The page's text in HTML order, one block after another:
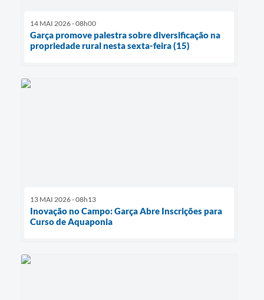
14 MAI 2026 - 08h00
Garça promove palestra sobre diversificação na
propriedade rural nesta sexta-feira (15)
13 MAI 2026 - 08h13
Inovação no Campo: Garça Abre Inscrições para
Curso de Aquaponia